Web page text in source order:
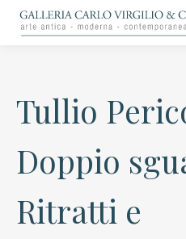
Carlo Virgilio & C.
Arte moderna e
Tullio
Doppio
Ritratti e